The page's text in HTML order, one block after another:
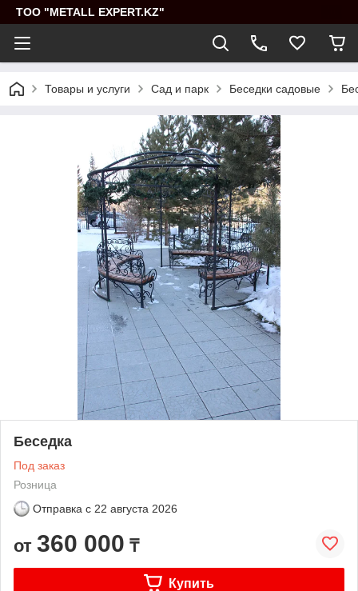
ТОО "METALL EXPERT.KZ"
Товары и услуги Сад и парк Беседки садовые
Беседка
Под заказ
Розница
Отправка с 22 августа 2026
от 360 000 ₸
Купить